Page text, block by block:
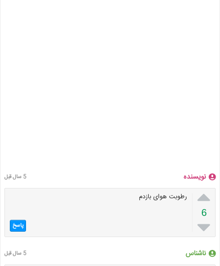
نویسنده 5 سال قبل

6

رطوبت هوای بازدم
پاسخ
ناشناس 5 سال قبل